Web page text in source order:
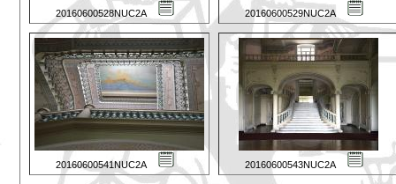
20160600528NUC2A 20160600529NUC2A
20160600541NUC2A 20160600543NUC2A